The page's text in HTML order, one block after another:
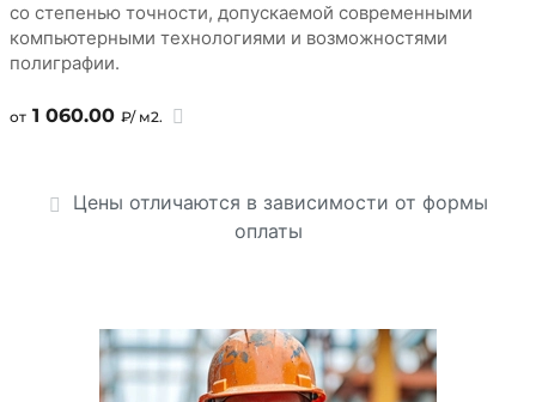
со степенью точности, допускаемой современными
компьютерными технологиями и возможностями
полиграфии.
от 1 060.00 ₽/ м2.
Цены отличаются в зависимости от формы
оплаты